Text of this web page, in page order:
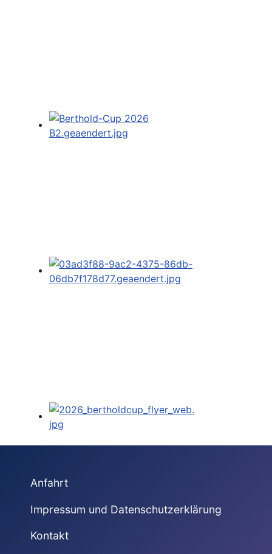
Anfahrt
Impressum und Datenschutzerklärung
Kontakt